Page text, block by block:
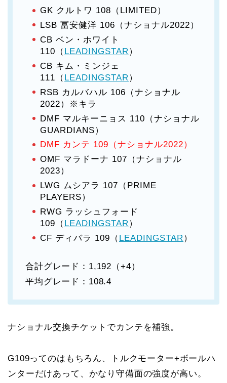
GK クルトワ 108（LIMITED）
LSB 冨安健洋 106（ナショナル2022）
CB ベン・ホワイト
110（ LEADINGSTAR）
CB キム・ミンジェ
111（ LEADINGSTAR ）
RSB カルバハル 106（ナショナル
2022）※キラ
DMF マルキーニョス 110（ナショナル
GUARDIANS）
DMF カンテ 109（ナショナル2022）
OMF マラドーナ 107（ナショナル
2023）
LWG ムシアラ 107（PRIME
PLAYERS）
RWG ラッシュフォード
109（ LEADINGSTAR）
CF ディバラ 109（ LEADINGSTAR）
合計グレード：1,192（+4）
平均グレード：108.4
ナショナル交換チケットでカンテを補強。
G109ってのはもちろん、トルクモーター+ボールハ
ンターだけあって、かなり守備面の強度が高い。